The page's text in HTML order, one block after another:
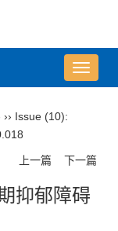
导
航
›› Issue (10):
上一篇 下一篇
抑郁障碍